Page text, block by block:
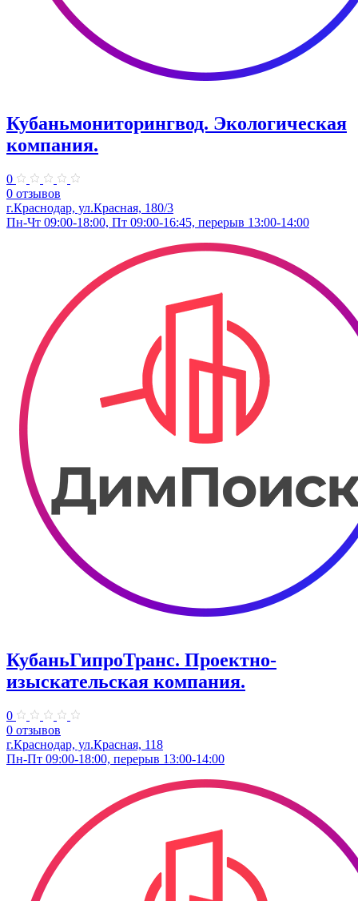
Кубаньмониторингвод. Экологическая
компания.
0
0 отзывов
г.Краснодар, ул.Красная, 180/3
Пн-Чт 09:00-18:00, Пт 09:00-16:45, перерыв 13:00-14:00
КубаньГипроТранс. Проектно-
изыскательская компания.
0
0 отзывов
г.Краснодар, ул.Красная, 118
Пн-Пт 09:00-18:00, перерыв 13:00-14:00